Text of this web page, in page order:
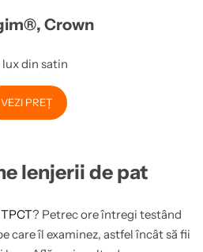
Crown
lux din satin
VEZI PREȚ
lenjerii de pat
TPCT? Petrec ore întregi testând
care îl examinez, astfel încât să fii